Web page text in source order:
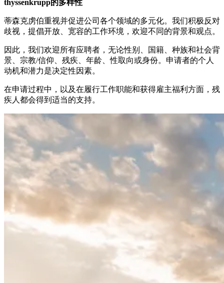
thyssenkrupp的多样性
蒂森克虏伯重视并促进公司各个领域的多元化。我们积极反对
歧视，提倡开放、宽容的工作环境，欢迎不同的背景和观点。
因此，我们欢迎所有应聘者，无论性别、国籍、种族和社会背
景、宗教/信仰、残疾、年龄、性取向或身份。申请者的个人
动机和潜力是决定性因素。
在申请过程中，以及在履行工作职能和获得雇主福利方面，残
疾人都会得到适当的支持。